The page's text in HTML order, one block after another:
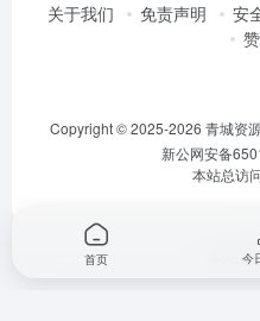
关于我们 免责声明 安
Copyright © 2025-2026 青城资
新公网安备
本站总访
本站
首页 今